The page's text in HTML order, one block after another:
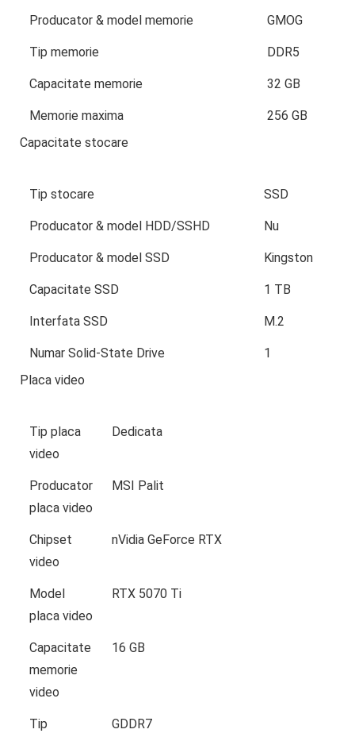
Producator & model memorie GMOG
Tip memorie DDR5
Capacitate memorie 32 GB
Memorie maxima
256 GB
Capacitate stocare
Tip stocare SSD
Producator & model HDD/SSHD Nu
Producator & model SSD Kingston
Capacitate SSD 1 TB
Interfata SSD M.2
Numar Solid-State Drive
1
Placa video
Tip placa
video
Dedicata
Producator
placa video
MSI Palit
Chipset
video
nVidia GeForce RTX
Model
placa video
RTX 5070 Ti
Capacitate
memorie
video
16 GB
Tip
GDDR7